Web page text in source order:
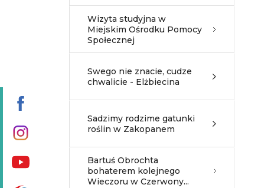
Wizyta studyjna w
Miejskim Ośrodku Pomocy
Społecznej
Swego nie znacie, cudze
chwalicie - Elżbiecina
Sadzimy rodzime gatunki
roślin w Zakopanem
Bartuś Obrochta
bohaterem kolejnego
Wieczoru w Czerwony...